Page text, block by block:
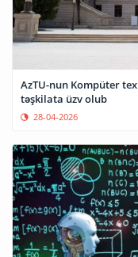
AzTU-nun Kompüter
təşkilata üzv olub
28-04-2026